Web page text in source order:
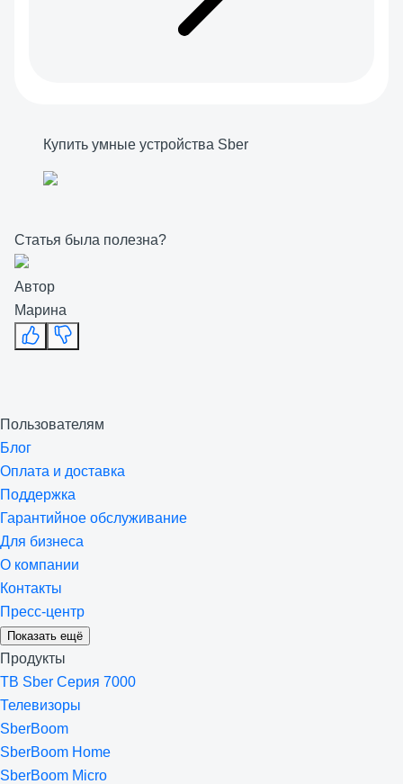
Купить умные устройства Sber
Статья была полезна?
Автор
Марина
Пользователям
Блог
Оплата и доставка
Поддержка
Гарантийное обслуживание
Для бизнеса
О компании
Контакты
Пресс-центр
Показать ещё
Продукты
ТВ Sber Серия 7000
Телевизоры
SberBoom
SberBoom Home
SberBoom Micro